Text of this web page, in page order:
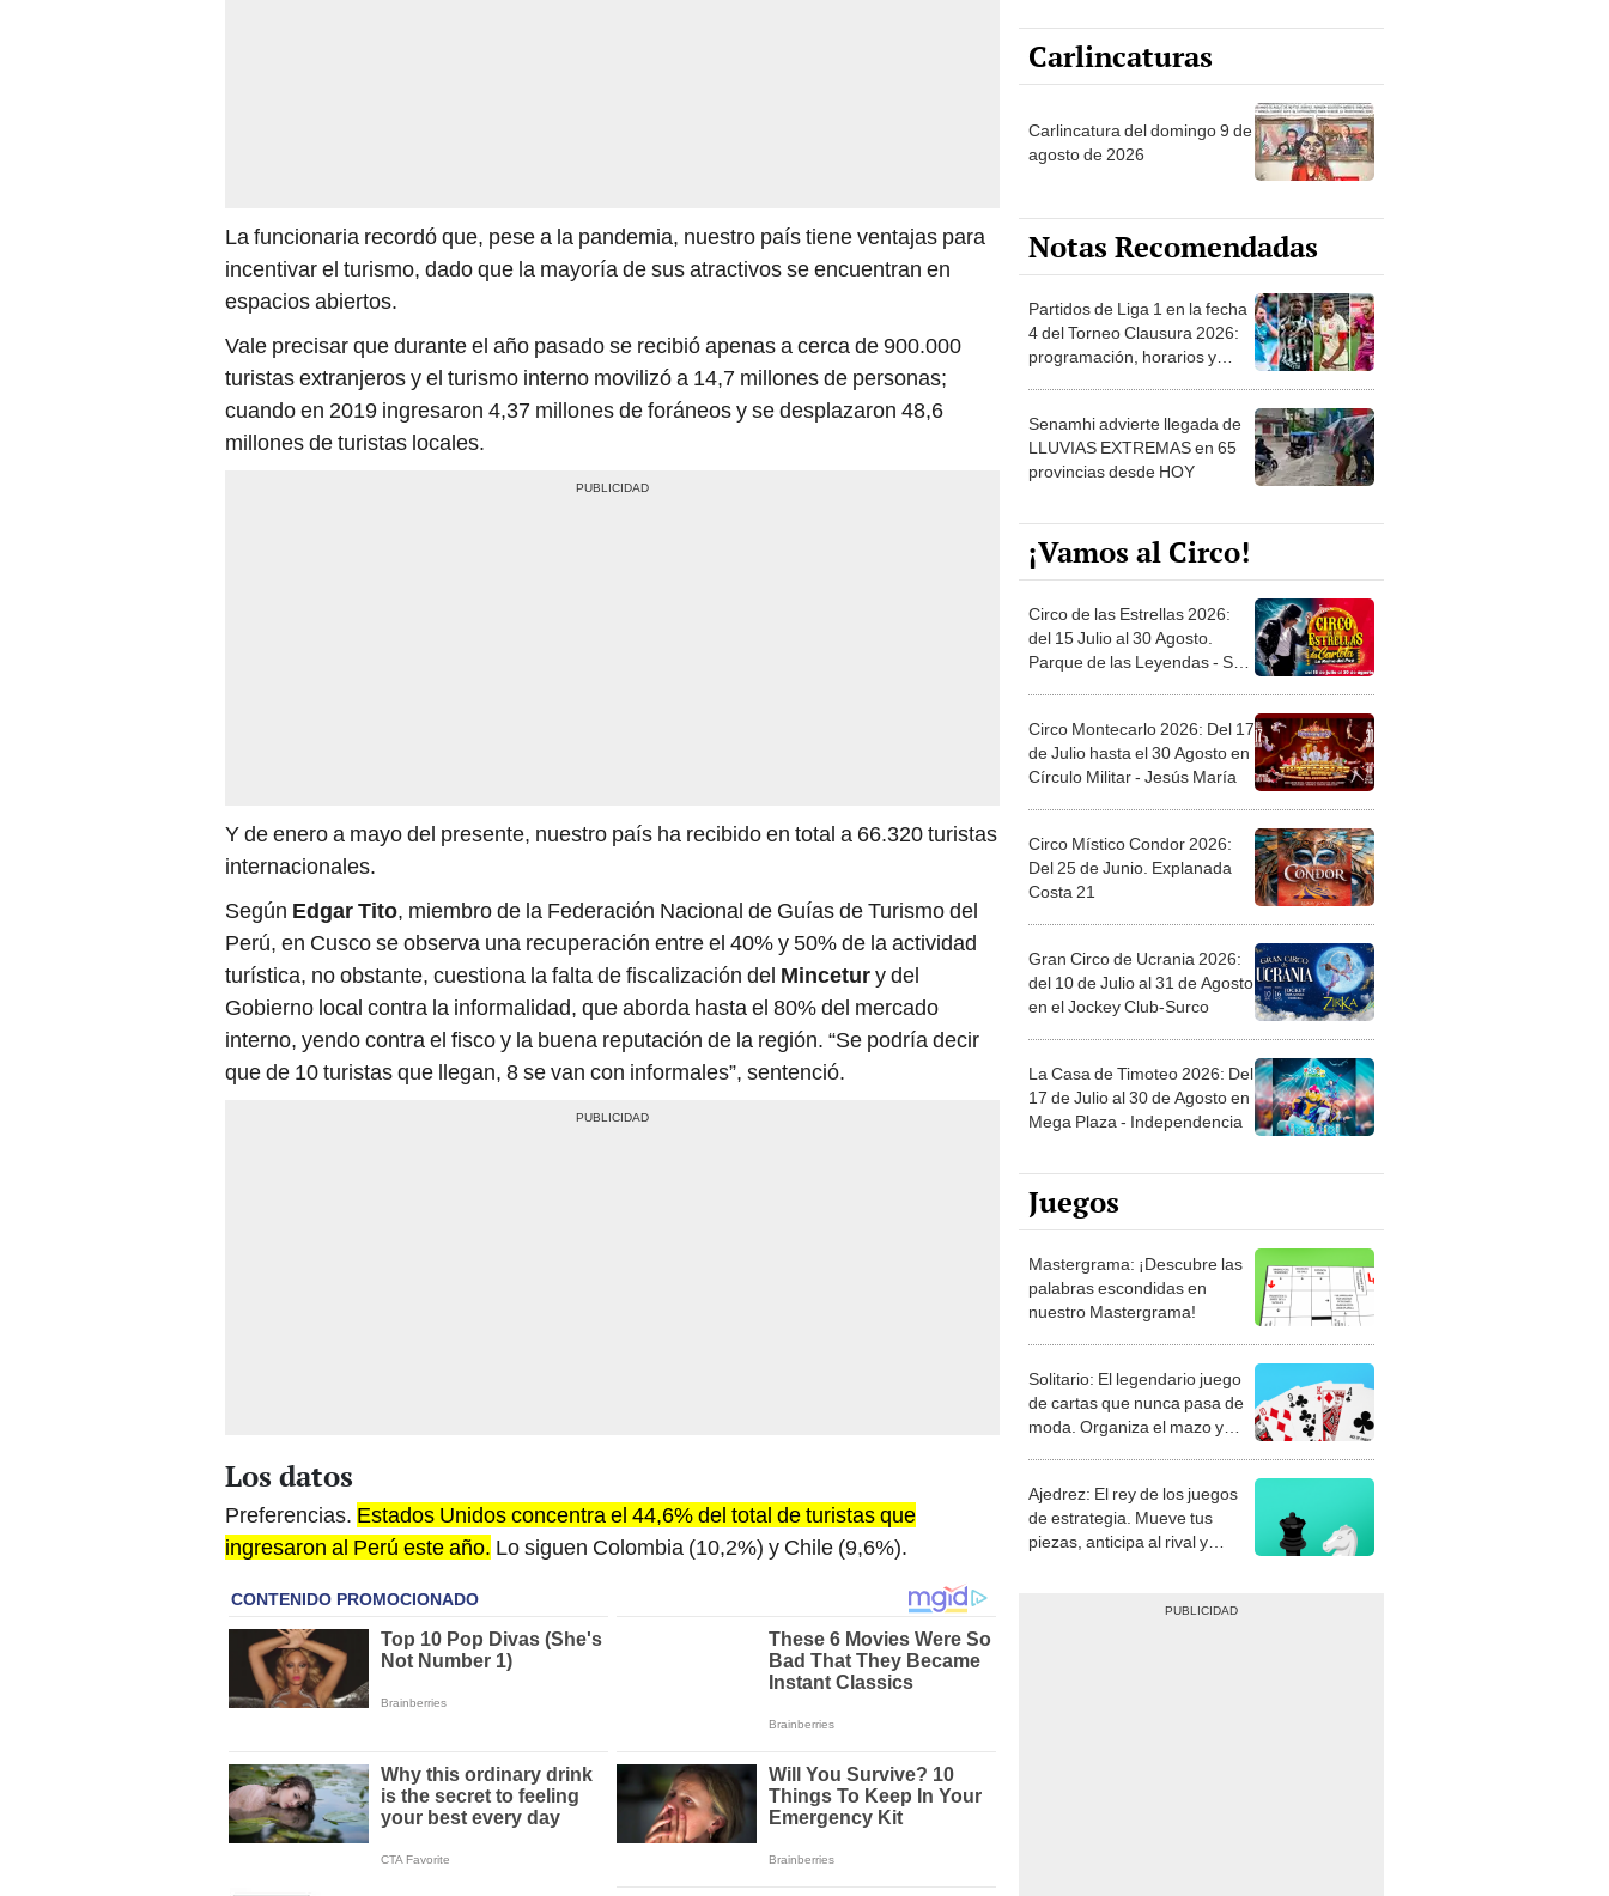
La funcionaria recordó que, pese a la pandemia, nuestro país tiene ventajas para
incentivar el turismo, dado que la mayoría de sus atractivos se encuentran en
espacios abiertos.
Vale precisar que durante el año pasado se recibió apenas a cerca de 900.000
turistas extranjeros y el turismo interno movilizó a 14,7 millones de personas;
cuando en 2019 ingresaron 4,37 millones de foráneos y se desplazaron 48,6
millones de turistas locales.
Y de enero a mayo del presente, nuestro país ha recibido en total a 66.320 turistas
internacionales.
Según Edgar Tito, miembro de la Federación Nacional de Guías de Turismo del
Perú, en Cusco se observa una recuperación entre el 40% y 50% de la actividad
turística, no obstante, cuestiona la falta de fiscalización del Mincetury del
Gobierno local contra la informalidad, que aborda hasta el 80% del mercado
interno, yendo contra el fisco y la buena reputación de la región. “Se podría decir
que de 10 turistas que llegan, 8 se van con informales”, sentenció.
Los datos
Preferencias. Estados Unidos concentra el 44,6% del total de turistas que
ingresaron al Perú este año. Lo siguen Colombia (10,2%) y Chile (9,6%).
Carlincaturas
Carlincatura del domingo 9 de
agosto de 2026
Notas Recomendadas
Partidos de Liga 1 en la fecha
4 del Torneo Clausura 2026:
programación, horarios y
Senamhi advierte llegada de
LLUVIAS EXTREMAS en 65
provincias desde HOY
¡Vamos al Circo!
Circo de las Estrellas 2026:
del 15 Julio al 30 Agosto.
Parque de las Leyendas - San
Circo Montecarlo 2026: Del 17
de Julio hasta el 30 Agosto en
Círculo Militar - Jesús María
Circo Místico Condor 2026:
Del 25 de Junio. Explanada
Costa 21
Gran Circo de Ucrania 2026:
del 10 de Julio al 31 de Agosto
en el Jockey Club-Surco
La Casa de Timoteo 2026: Del
17 de Julio al 30 de Agosto en
Mega Plaza - Independencia
Juegos
Mastergrama: ¡Descubre las
palabras escondidas en
nuestro Mastergrama!
Solitario: El legendario juego
de cartas que nunca pasa de
moda. Organiza el mazo y
Ajedrez: El rey de los juegos
de estrategia. Mueve tus
piezas, anticipa al rival y